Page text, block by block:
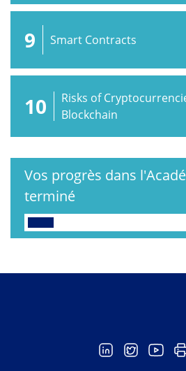
9 Smart Contracts
10
Risks of
Blockchain
Vos progrès dans
terminé